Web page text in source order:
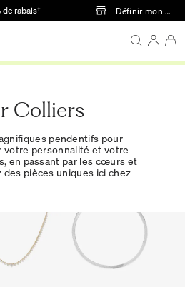
Passer au contenu principal
rabais† Définir mon
Colliers
pendentifs pour
votre personnalité et votre
en passant par les cœurs et
pièces uniques ici chez